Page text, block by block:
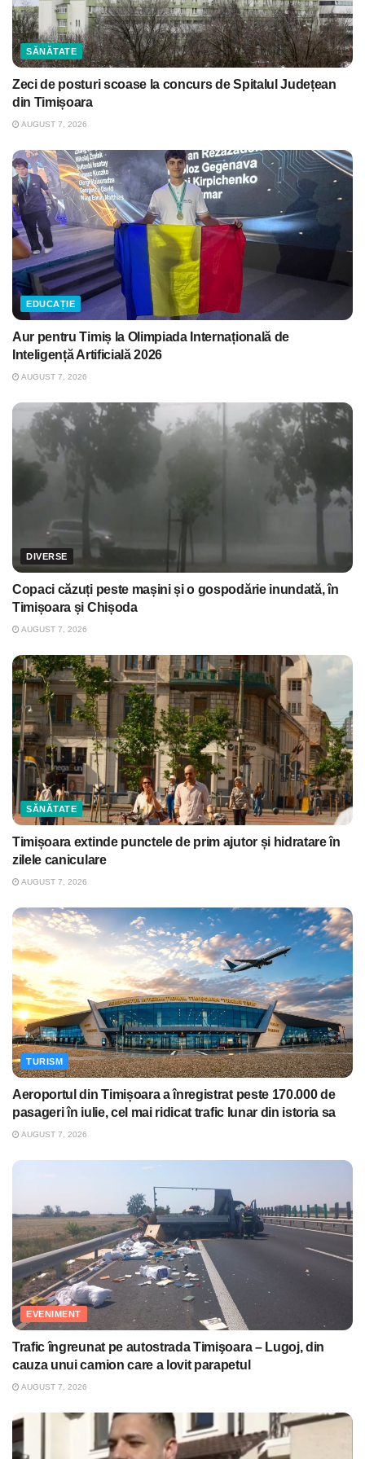
SĂNĂTATE
Zeci de posturi scoase la concurs de Spitalul Județean
din Timișoara
AUGUST 7, 2026
EDUCAȚIE
Aur pentru Timiș la Olimpiada Internațională de
Inteligență Artificială 2026
AUGUST 7, 2026
DIVERSE
Copaci căzuți peste mașini și o gospodărie inundată, în
Timișoara și Chișoda
AUGUST 7, 2026
SĂNĂTATE
Timișoara extinde punctele de prim ajutor și hidratare în
zilele caniculare
AUGUST 7, 2026
TURISM
Aeroportul din Timișoara a înregistrat peste 170.000 de
pasageri în iulie, cel mai ridicat trafic lunar din istoria sa
AUGUST 7, 2026
EVENIMENT
Trafic îngreunat pe autostrada Timişoara – Lugoj, din
cauza unui camion care a lovit parapetul
AUGUST 7, 2026